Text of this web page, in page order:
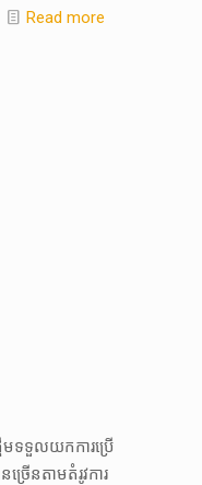
Read more
មទទួលយកការប្រើ
ើនតាមតំរូវការ